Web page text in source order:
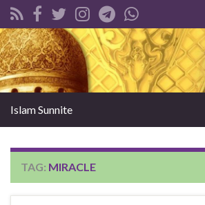
Search for:
Islam Sunnite
TAG: MIRACLE